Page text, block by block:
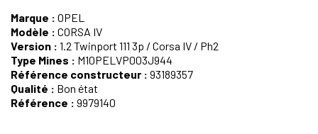
Marque : OPEL
Modèle : CORSA IV
Version : 1.2 Twinport 111 3p / Corsa IV / Ph2
Type Mines : M10PELVP003J944
Référence constructeur : 93189357
Qualité : Bon état
Référence : 9979140